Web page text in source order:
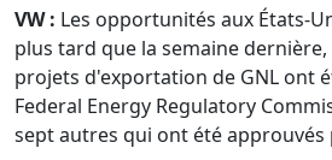
VW : Les opportunités aux États-
plus tard que la semaine
projets d'exportation de GNL ont
Federal Energy Regulatory
sept autres qui ont été approuvés